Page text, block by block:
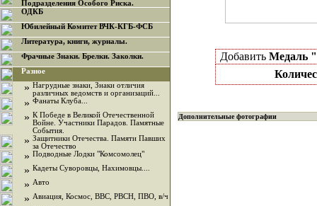
Подразделения Особого Риска.
ОДКБ
Юбилейный Комитет ВЧК-КГБ-ФСБ
Литература, книги, журналы.
Фрачные Знаки. Брелки. Заколки.
Разное
» Нагрудные знаки, Знаки отличия
различных ведомств и организаций...
» Фанаты Клуба...
» К Победе в Великой Отечественной
Войне. Участники Парадов. Памятные
События.
» Защитники Отечества. Памяти Павших
за Отечество
» Подводные Лодки "Комсомолец"
» Кадеты Суворовцы, Нахимовцы....
» Авто
» Авиация, Космос, ВВС, РВСН, ПВО, в/ч
Добавить Медаль
Дополнительные фотографии